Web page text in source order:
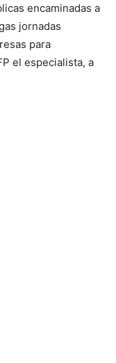
encaminadas a
jornadas
para
el especialista, a